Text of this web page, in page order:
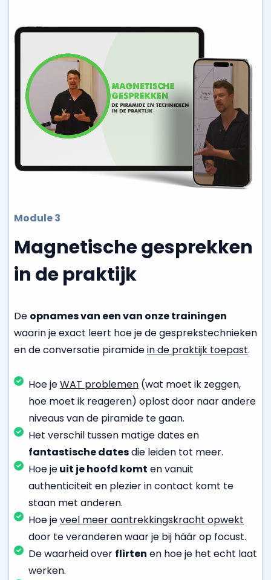
Module 3
Magnetische gesprekken
in de praktijk
De opnames van een van onze trainingen
waarin je exact leert hoe je de gesprekstechnieken
en de conversatie piramidein de praktijk toepast.
Hoe jeWAT problemen (wat moet ik zeggen,
hoe moet ik reageren) oplost door naar andere
niveaus van de piramide te gaan.
Het verschil tussen matige dates en
fantastische datesdie leiden tot meer.
Hoe jeuit je hoofd komt en vanuit
authenticiteit en plezier in contact komt te
staan met anderen.
Hoe jeveel meer aantrekkingskracht opwekt
door te veranderen waar je bij háár op focust.
De waarheid over flirten en hoe je het echt laat
werken.